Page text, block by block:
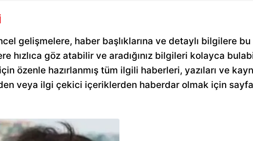
gelişmelere, haber başlıklarına ve detaylı bilgilere
hızlıca göz atabilir ve aradığınız bilgileri kolayca
özenle hazırlanmış tüm ilgili haberleri, yazıları ve
veya ilgi çekici içeriklerden haberdar olmak için